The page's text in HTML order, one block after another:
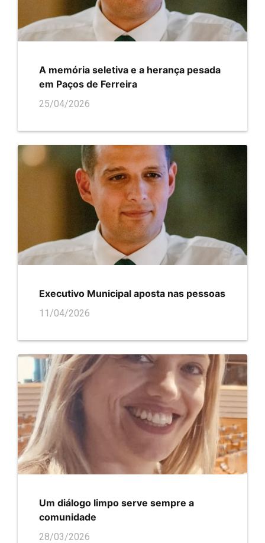
A memória seletiva e a herança pesada
em Paços de Ferreira
25/04/2026
Executivo Municipal aposta nas pessoas
11/04/2026
Um diálogo limpo serve sempre a
comunidade
28/03/2026